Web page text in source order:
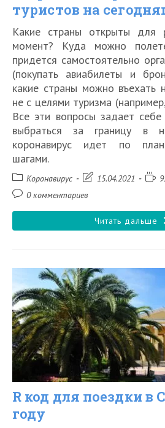
туристов на
Какие страны открыты для
момент? Куда можно
придется самостоятельно
(покупать авиабилеты и
какие страны можно въехать
не с целями туризма
Все эти вопросы задает
выбраться за границу в
коронавирус идет по
шагами.
Рубрика
записи:
Коронавирус
Запись15.04.2021
Комментарии
0 комментариев
Читать дальше
R код для поездки в
году